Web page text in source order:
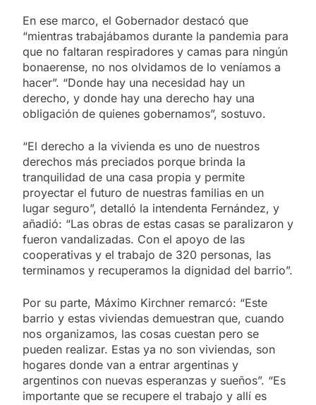
En ese marco, el Gobernador destacó que
“mientras trabajábamos durante la pandemia para
que no faltaran respiradores y camas para ningún
bonaerense, no nos olvidamos de lo veníamos a
hacer”. “Donde hay una necesidad hay un
derecho, y donde hay una derecho hay una
obligación de quienes gobernamos”, sostuvo.
“El derecho a la vivienda es uno de nuestros
derechos más preciados porque brinda la
tranquilidad de una casa propia y permite
proyectar el futuro de nuestras familias en un
lugar seguro”, detalló la intendenta Fernández, y
añadió: “Las obras de estas casas se paralizaron y
fueron vandalizadas. Con el apoyo de las
cooperativas y el trabajo de 320 personas, las
terminamos y recuperamos la dignidad del barrio”.
Por su parte, Máximo Kirchner remarcó: “Este
barrio y estas viviendas demuestran que, cuando
nos organizamos, las cosas cuestan pero se
pueden realizar. Estas ya no son viviendas, son
hogares donde van a entrar argentinas y
argentinos con nuevas esperanzas y sueños”. “Es
importante que se recupere el trabajo y allí es